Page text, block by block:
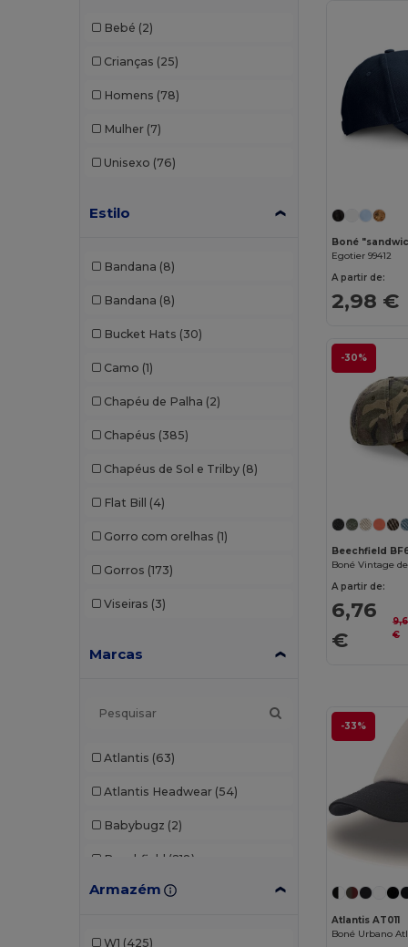
Bebé (2)
Crianças (25)
Homens (78)
Mulher (7)
Unisexo (76)
Estilo
Bandana (8)
Bandana (8)
Bucket Hats (30)
Camo (1)
Chapéu de Palha (2)
Chapéus (385)
Chapéus de Sol e Trilby (8)
Flat Bill (4)
Gorro com orelhas (1)
Gorros (173)
Viseiras (3)
Marcas
Atlantis (63)
Atlantis Headwear (54)
Babybugz (2)
Beechfield (218)
Egotier (20)
Armazém
W1 (425)
Egotier 99412
A partir de:
2,98 €
-30%
Beechfield
A partir de:
6,76
€
€
-33%
Atlantis AT011